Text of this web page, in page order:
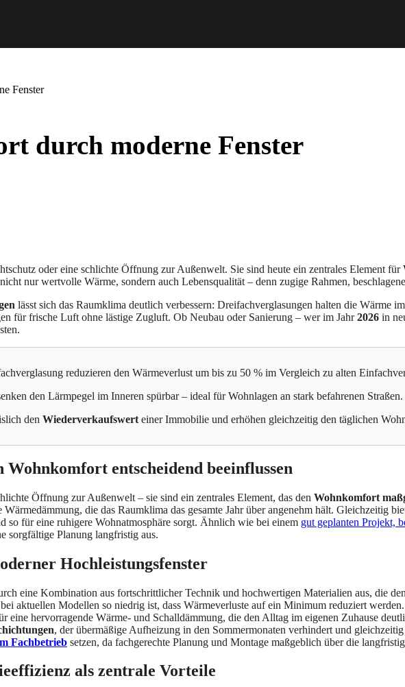
Fenster
durch moderne Fenster
oder eine schlichte Öffnung zur Außenwelt. Sie sind heute ein zentrales Element für
nur wertvolle Wärme, sondern auch Lebensqualität – denn zugige Rahmen,
lässt sich das Raumklima deutlich verbessern: Dreifachverglasungen halten die Wärme
für frische Luft ohne lästige Zugluft. Ob Neubau oder Sanierung – wer im Jahr2026 in
reduzieren den Wärmeverlust um bis zu 50 % im Vergleich zu alten
den Lärmpegel im Inneren spürbar – ideal für Wohnlagen an stark befahrenen Straßen.
den Wiederverkaufswert einer Immobilie und erhöhen gleichzeitig den täglichen
entscheidend beeinflussen
Öffnung zur Außenwelt – sie sind ein zentrales Element, das den Wohnkomfort
die das Raumklima das gesamte Jahr über angenehm hält. Gleichzeitig
so für eine ruhigere Wohnatmosphäre sorgt. Ähnlich wie bei einem gut geplanten Projekt,
sorgfältige Planung langfristig aus.
Hochleistungsfenster
eine Kombination aus fortschrittlicher Technik und hochwertigen Materialien aus, die
aktuellen Modellen so niedrig ist, dass Wärmeverluste auf ein Minimum reduziert
hervorragende Wärme- und Schalldämmung, die den Alltag im eigenen Zuhause
, der übermäßige Aufheizung in den Sommermonaten verhindert und
Fachbetrieb setzen, da fachgerechte Planung und Montage maßgeblich über die
als zentrale Vorteile